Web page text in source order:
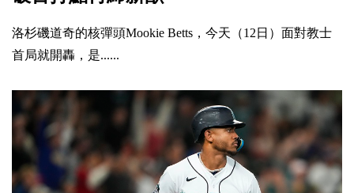
洛杉磯道奇的核彈頭Mookie Betts，今天（12日）面對教士
首局就開轟，是......